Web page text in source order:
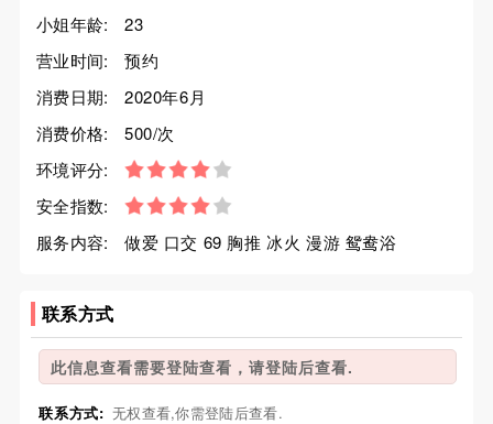
小姐年龄:
23
营业时间:
预约
消费日期:
2020年6月
消费价格:
500/次
环境评分:
安全指数:
服务内容:
做爱 口交 69 胸推 冰火 漫游 鸳鸯浴
联系方式
此信息查看需要登陆查看，请登陆后查看.
联系方式: 无权查看,你需登陆后查看.